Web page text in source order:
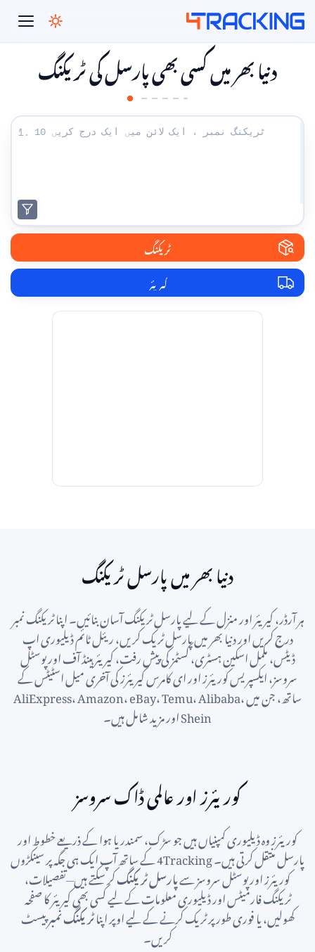
4Tracking
دنیا بھر میں کسی بھی پارسل کی ٹریکنگ
اپنے ٹریکنگ نمبر درج کریں: 1.
ٹریکنگ
کیریئر
دنیا بھر میں پارسل ٹریکنگ
ہر آرڈر، کیریئر اور منزل کے لیے پارسل ٹریکنگ آسان بنائیں۔ اپنا ٹریکنگ نمبر
درج کریں اور دنیا بھر میں پارسل ٹریک کریں، ریئل ٹائم ڈیلیوری اپ
ڈیٹس، مکمل اسکین ہسٹری، کسٹمز کی پیش رفت، کیریئر ہینڈ آف اور پوسٹل
سروسز، ایکسپریس کوریئرز اور ای کامرس کیریئرز کی آخری میل اسٹیٹس کے
ساتھ، جن میں AliExpress، Amazon، eBay، Temu، Alibaba،
Shein اور مزید شامل ہیں۔
کوریئرز اور عالمی ڈاک سروسز
کوریئرز وہ ڈیلیوری کمپنیاں ہیں جو سڑک، سمندر یا ہوا کے ذریعے خطوط اور
پارسل منتقل کرتی ہیں۔ 4Tracking کے ساتھ آپ ایک ہی جگہ پر سینکڑوں
کوریئرز اور پوسٹل سروسز سےپارسل ٹریکنگکر سکتے ہیں—تفصیلات،
ٹریکنگ فارمیٹس اور ڈیلیوری معلومات کے لیے کسی بھی کیریئر کا صفحہ
کھولیں، یا فوری طور پر ٹریک کرنے کے لیے اوپر اپناٹریکنگ نمبرپیسٹ
کریں۔